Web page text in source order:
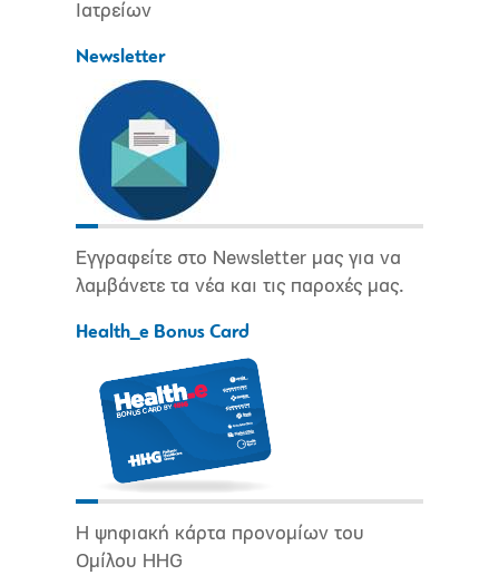
Ιατρείων
Newsletter
Εγγραφείτε στο Newsletter μας για να
λαμβάνετε τα νέα και τις παροχές μας.
Health_e Bonus Card
Η ψηφιακή κάρτα προνομίων του
Ομίλου HHG